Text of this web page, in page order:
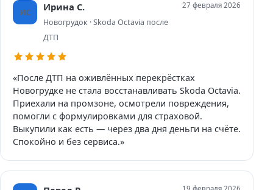
ИС Ирина С.
Новогрудок · Skoda Octavia после
ДТП
27 февраля 2026
«После ДТП на оживлённых перекрёстках
Новогрудке не стала восстанавливать Skoda Octavia.
Приехали на промзоне, осмотрели повреждения,
помогли с формулировками для страховой.
Выкупили как есть — через два дня деньги на счёте.
Спокойно и без сервиса.»